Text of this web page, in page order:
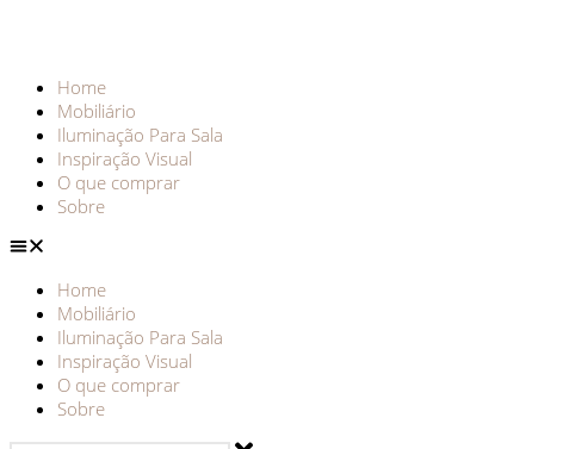
Home
Mobiliário
Iluminação Para Sala
Inspiração Visual
O que comprar
Sobre
Home
Mobiliário
Iluminação Para Sala
Inspiração Visual
O que comprar
Sobre